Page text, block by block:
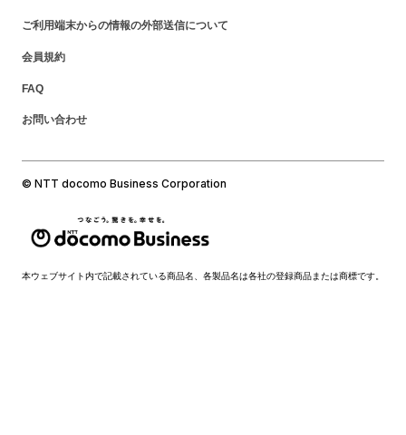
ご利用端末からの情報の外部送信について
会員規約
FAQ
お問い合わせ
© NTT docomo Business Corporation
本ウェブサイト内で記載されている商品名、各製品名は各社の登録商品または商標です。